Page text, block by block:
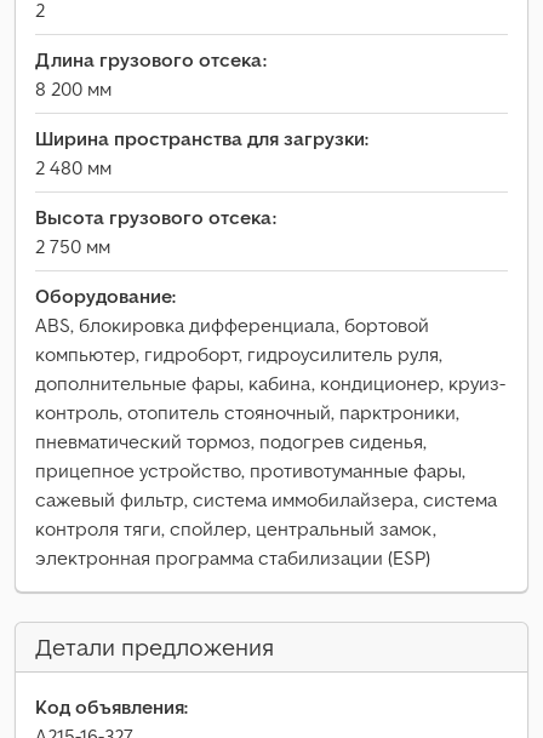
2
Длина грузового отсека:
8 200 мм
Ширина пространства для загрузки:
2 480 мм
Высота грузового отсека:
2 750 мм
Оборудование:
ABS, блокировка дифференциала, бортовой
компьютер, гидроборт, гидроусилитель руля,
дополнительные фары, кабина, кондиционер, круиз-
контроль, отопитель стояночный, парктроники,
пневматический тормоз, подогрев сиденья,
прицепное устройство, противотуманные фары,
сажевый фильтр, система иммобилайзера, система
контроля тяги, спойлер, центральный замок,
электронная программа стабилизации (ESP)
Детали предложения
Код объявления: